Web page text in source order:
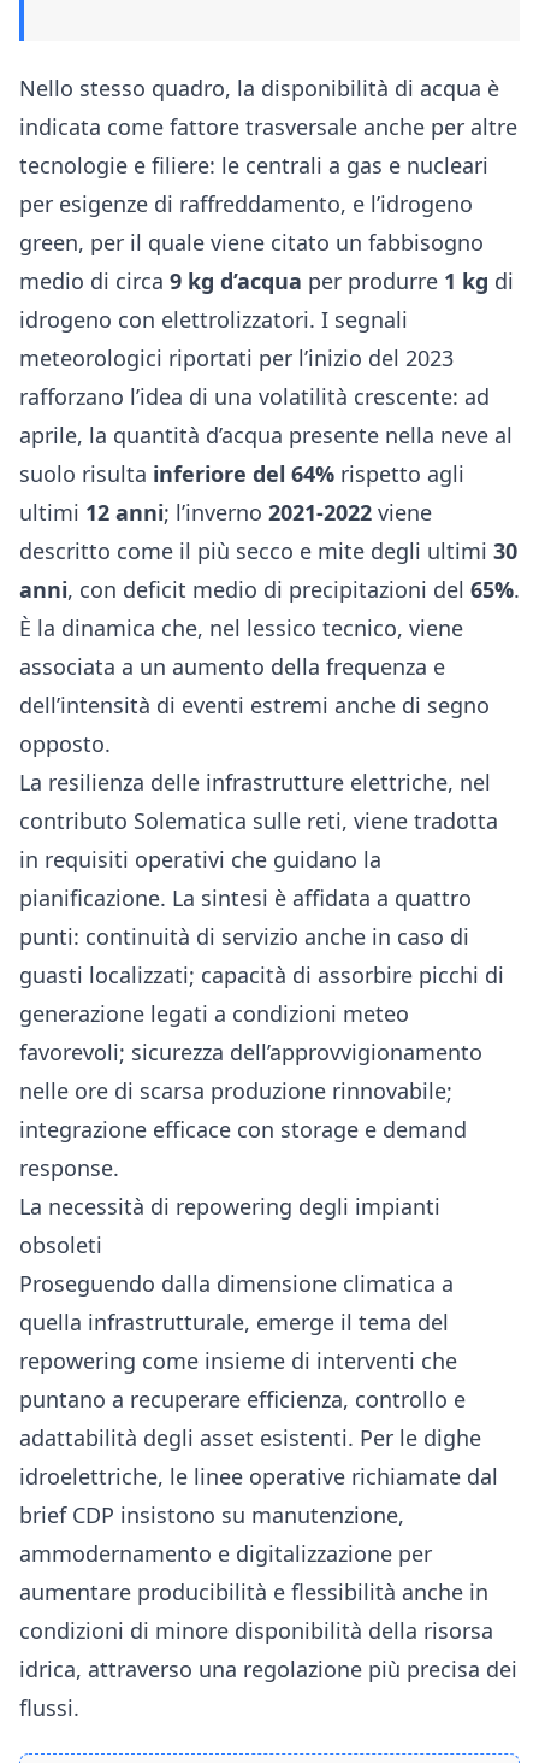
Nello stesso quadro, la disponibilità di acqua è
indicata come fattore trasversale anche per altre
tecnologie e filiere: le centrali a gas e nucleari
per esigenze di raffreddamento, e l’idrogeno
green, per il quale viene citato un fabbisogno
medio di circa 9 kg d’acqua per produrre 1 kg di
idrogeno con elettrolizzatori. I segnali
meteorologici riportati per l’inizio del 2023
rafforzano l’idea di una volatilità crescente: ad
aprile, la quantità d’acqua presente nella neve al
suolo risulta inferiore del 64% rispetto agli
ultimi 12 anni; l’inverno 2021-2022 viene
descritto come il più secco e mite degli ultimi 30
anni, con deficit medio di precipitazioni del 65%.
È la dinamica che, nel lessico tecnico, viene
associata a un aumento della frequenza e
dell’intensità di eventi estremi anche di segno
opposto.
La resilienza delle infrastrutture elettriche, nel
contributo Solematica sulle reti, viene tradotta
in requisiti operativi che guidano la
pianificazione. La sintesi è affidata a quattro
punti: continuità di servizio anche in caso di
guasti localizzati; capacità di assorbire picchi di
generazione legati a condizioni meteo
favorevoli; sicurezza dell’approvvigionamento
nelle ore di scarsa produzione rinnovabile;
integrazione efficace con storage e demand
response.
La necessità di repowering degli impianti
obsoleti
Proseguendo dalla dimensione climatica a
quella infrastrutturale, emerge il tema del
repowering come insieme di interventi che
puntano a recuperare efficienza, controllo e
adattabilità degli asset esistenti. Per le dighe
idroelettriche, le linee operative richiamate dal
brief CDP insistono su manutenzione,
ammodernamento e digitalizzazione per
aumentare producibilità e flessibilità anche in
condizioni di minore disponibilità della risorsa
idrica, attraverso una regolazione più precisa dei
flussi.